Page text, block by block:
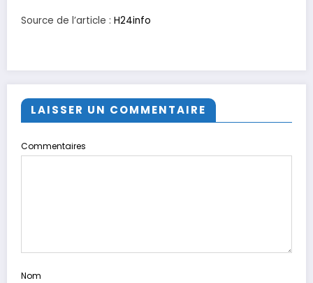
Source de l’article : H24info
LAISSER UN COMMENTAIRE
Commentaires
Nom